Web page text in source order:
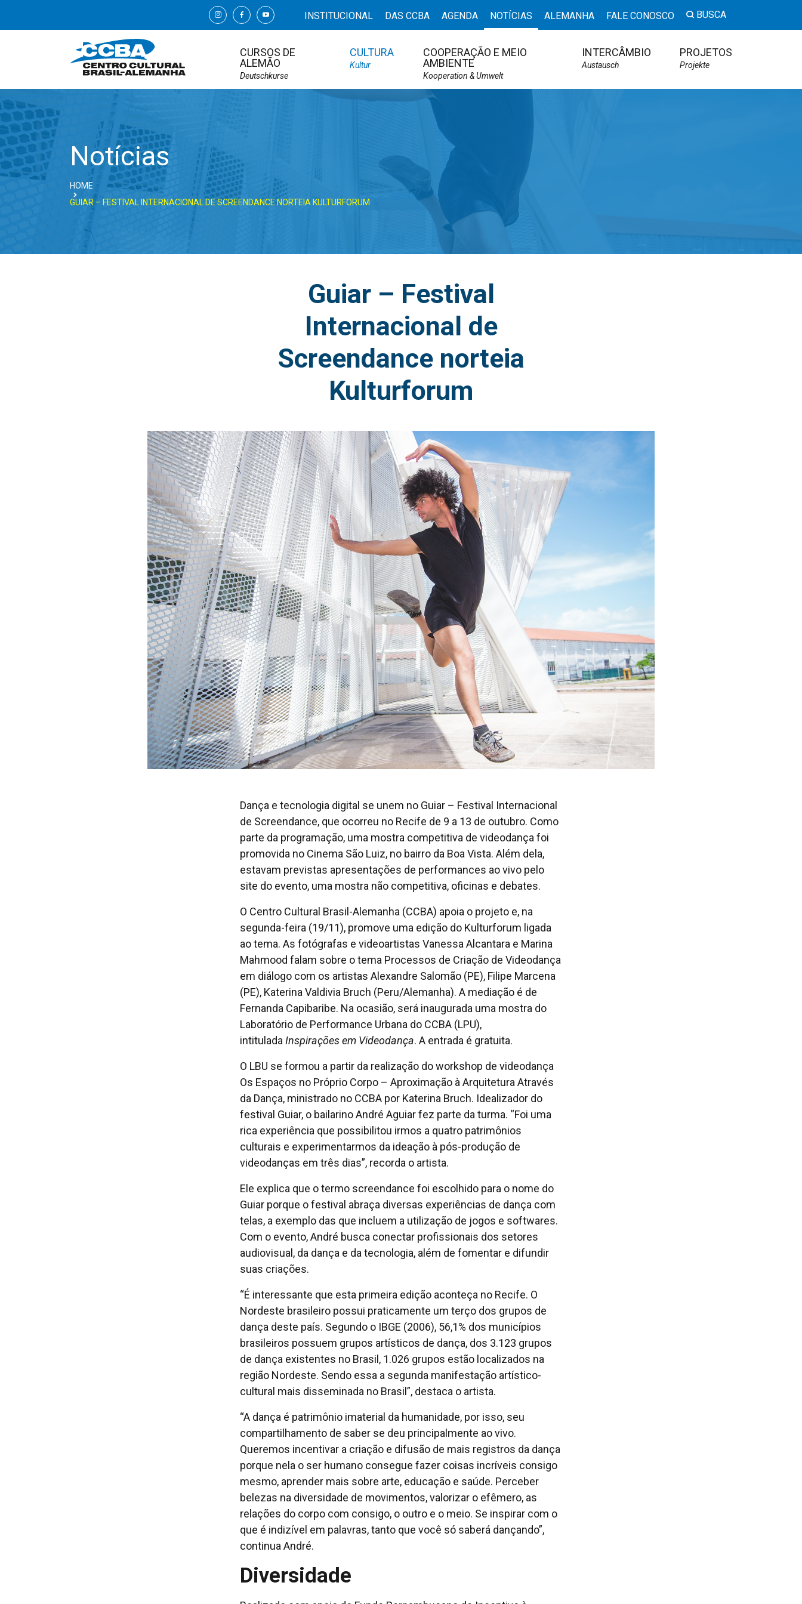
INSTITUCIONAL DAS CCBA AGENDA NOTÍCIAS ALEMANHA FALE CONOSCO BUSCA
CURSOS DE
ALEMÃO
Deutschkurse
CULTURA
Kultur
COOPERAÇÃO E MEIO
AMBIENTE
Kooperation & Umwelt
INTERCÂMBIO
Austausch
PROJETOS
Projekte
Notícias
HOME
GUIAR – FESTIVAL INTERNACIONAL DE SCREENDANCE NORTEIA KULTURFORUM
Guiar – Festival
Internacional de
Screendance norteia
Kulturforum
Dança e tecnologia digital se unem no Guiar – Festival Internacional
de Screendance, que ocorreu no Recife de 9 a 13 de outubro. Como
parte da programação, uma mostra competitiva de videodança foi
promovida no Cinema São Luiz, no bairro da Boa Vista. Além dela,
estavam previstas apresentações de performances ao vivo pelo
site do evento, uma mostra não competitiva, oficinas e debates.
O Centro Cultural Brasil-Alemanha (CCBA) apoia o projeto e, na
segunda-feira (19/11), promove uma edição do Kulturforum ligada
ao tema. As fotógrafas e videoartistas Vanessa Alcantara e Marina
Mahmood falam sobre o tema Processos de Criação de Videodança
em diálogo com os artistas Alexandre Salomão (PE), Filipe Marcena
(PE), Katerina Valdivia Bruch (Peru/Alemanha). A mediação é de
Fernanda Capibaribe. Na ocasião, será inaugurada uma mostra do
Laboratório de Performance Urbana do CCBA (LPU),
intitulada Inspirações em Videodança. A entrada é gratuita.
O LBU se formou a partir da realização do workshop de videodança
Os Espaços no Próprio Corpo – Aproximação à Arquitetura Através
da Dança, ministrado no CCBA por Katerina Bruch. Idealizador do
festival Guiar, o bailarino André Aguiar fez parte da turma. “Foi uma
rica experiência que possibilitou irmos a quatro patrimônios
culturais e experimentarmos da ideação à pós-produção de
videodanças em três dias”, recorda o artista.
Ele explica que o termo screendance foi escolhido para o nome do
Guiar porque o festival abraça diversas experiências de dança com
telas, a exemplo das que incluem a utilização de jogos e softwares.
Com o evento, André busca conectar profissionais dos setores
audiovisual, da dança e da tecnologia, além de fomentar e difundir
suas criações.
“É interessante que esta primeira edição aconteça no Recife. O
Nordeste brasileiro possui praticamente um terço dos grupos de
dança deste país. Segundo o IBGE (2006), 56,1% dos municípios
brasileiros possuem grupos artísticos de dança, dos 3.123 grupos
de dança existentes no Brasil, 1.026 grupos estão localizados na
região Nordeste. Sendo essa a segunda manifestação artístico-
cultural mais disseminada no Brasil”, destaca o artista.
“A dança é patrimônio imaterial da humanidade, por isso, seu
compartilhamento de saber se deu principalmente ao vivo.
Queremos incentivar a criação e difusão de mais registros da dança
porque nela o ser humano consegue fazer coisas incríveis consigo
mesmo, aprender mais sobre arte, educação e saúde. Perceber
belezas na diversidade de movimentos, valorizar o efêmero, as
relações do corpo com consigo, o outro e o meio. Se inspirar com o
que é indizível em palavras, tanto que você só saberá dançando”,
continua André.
Diversidade